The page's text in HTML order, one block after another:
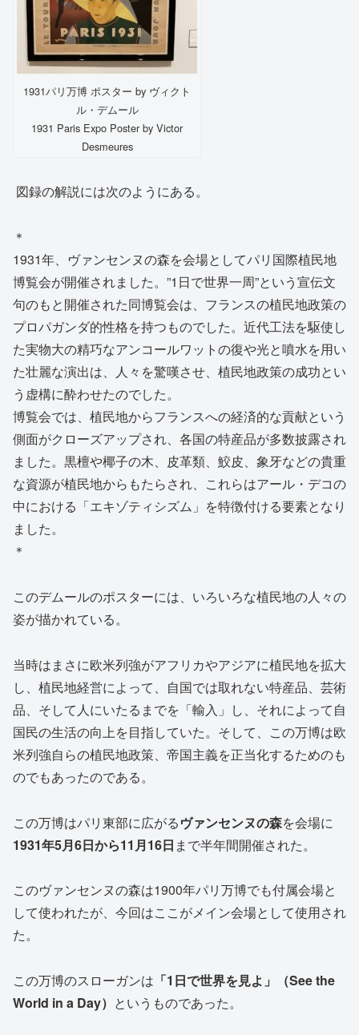
1931パリ万博 ポスター by ヴィクト
ル・デムール
1931 Paris Expo Poster by Victor
Desmeures
図録の解説には次のようにある。
＊
1931年、ヴァンセンヌの森を会場としてパリ国際植民地
博覧会が開催されました。”1日で世界一周”という宣伝文
句のもと開催された同博覧会は、フランスの植民地政策の
プロパガンダ的性格を持つものでした。近代工法を駆使し
た実物大の精巧なアンコールワットの復や光と噴水を用い
た壮麗な演出は、人々を驚嘆させ、植民地政策の成功とい
う虚構に酔わせたのでした。
博覧会では、植民地からフランスへの経済的な貢献という
側面がクローズアップされ、各国の特産品が多数披露され
ました。黒檀や椰子の木、皮革類、鮫皮、象牙などの貴重
な資源が植民地からもたらされ、これらはアール・デコの
中における「エキゾティシズム」を特徴付ける要素となり
ました。
＊
このデムールのポスターには、いろいろな植民地の人々の
姿が描かれている。
当時はまさに欧米列強がアフリカやアジアに植民地を拡大
し、植民地経営によって、自国では取れない特産品、芸術
品、そして人にいたるまでを「輸入」し、それによって自
国民の生活の向上を目指していた。そして、この万博は欧
米列強自らの植民地政策、帝国主義を正当化するためのも
のでもあったのである。
この万博はパリ東部に広がるヴァンセンヌの森を会場に
1931年5月6日から11 月16日 まで半年間開催された。
このヴァンセンヌの森は1900年パリ万博でも付属会場と
して使われたが、今回はここがメイン会場として使用され
た。
この万博のスローガンは 「1 日で世界を見よ」（See the
World in a Day） というものであった。